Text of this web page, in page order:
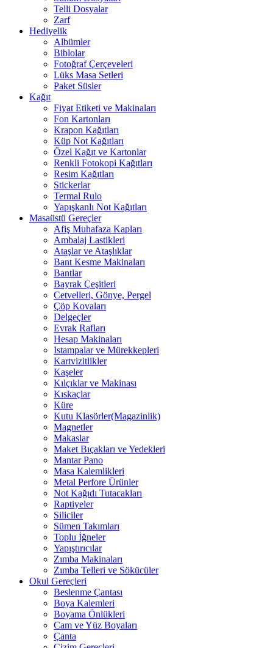
Telli Dosyalar
Zarf
Hediyelik
Albümler
Biblolar
Fotoğraf Çerçeveleri
Lüks Masa Setleri
Paket Süsler
Kağıt
Fiyat Etiketi ve Makinaları
Fon Kartonları
Krapon Kağıtları
Küp Not Kağıtları
Özel Kağıt ve Kartonlar
Renkli Fotokopi Kağıtları
Resim Kağıtları
Stickerlar
Termal Rulo
Yapışkanlı Not Kağıtları
Masaüstü Gereçler
Afiş Muhafaza Kapları
Ambalaj Lastikleri
Ataşlar ve Ataşlıklar
Bant Kesme Makinaları
Bantlar
Bayrak Çeşitleri
Cetvelleri, Gönye, Pergel
Çöp Kovaları
Delgeçler
Evrak Rafları
Hesap Makinaları
Istampalar ve Mürekkepleri
Kartvizitlikler
Kaşeler
Kılçıklar ve Makinası
Kıskaçlar
Küre
Kutu Klasörler(Magazinlik)
Magnetler
Makaslar
Maket Bıçakları ve Yedekleri
Mantar Pano
Masa Kalemlikleri
Metal Perfore Ürünler
Not Kağıdı Tutacakları
Raptiyeler
Siliciler
Sümen Takımları
Toplu İğneler
Yapıştırıcılar
Zımba Makinaları
Zımba Telleri ve Sökücüler
Okul Gereçleri
Beslenme Çantası
Boya Kalemleri
Boyama Önlükleri
Cam ve Yüz Boyaları
Çanta